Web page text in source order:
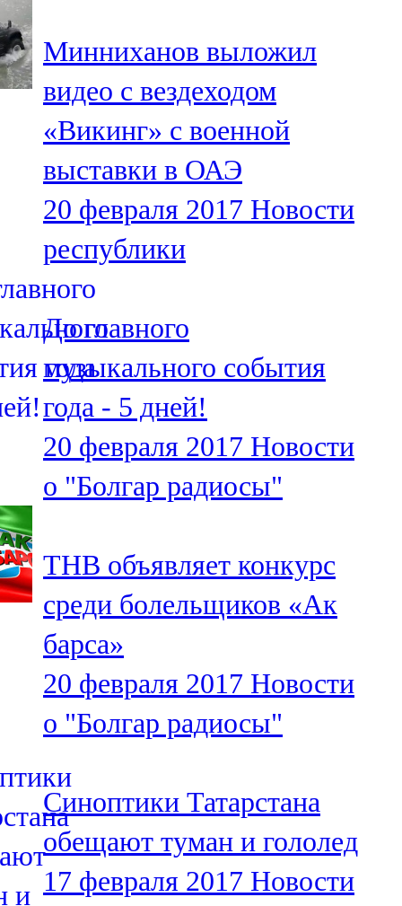
102,1 FM
Мамадыш
106,2 FM
Минзәлә
107,3 FM
Мөслим
100,0 FM
Нурлат
104,7 FM
Олы Әтнә
71,42 FM
Сарман
Теләче
106,1 FM
Түбән Кама
102,6 FM
Чирмешән
107,7 FM
Чистай
103,0 FM
Чүпрәле
Минниханов выложил
видео с вездеходом
«Викинг» с военной
выставки в ОАЭ
20 февраля 2017 Новости
республики
До главного
музыкального события
года - 5 дней!
20 февраля 2017 Новости
о "Болгар радиосы"
ТНВ объявляет конкурс
среди болельщиков «Ак
барса»
20 февраля 2017 Новости
о "Болгар радиосы"
Синоптики Татарстана
обещают туман и гололед
17 февраля 2017 Новости